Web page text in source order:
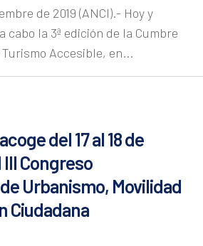
de 2019 (ANCI).- Hoy y
cabo la 3ª edición de la Cumbre
Accesible, en...
del 17 al 18 de
Congreso
Urbanismo, Movilidad
Ciudadana